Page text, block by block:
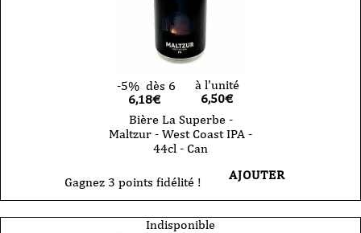
-5% dès 6
6,18€
à l'unité
6,50€
Bière La Superbe -
Maltzur - West Coast IPA -
44cl - Can
Gagnez 3 points fidélité ! AJOUTER
Indisponible